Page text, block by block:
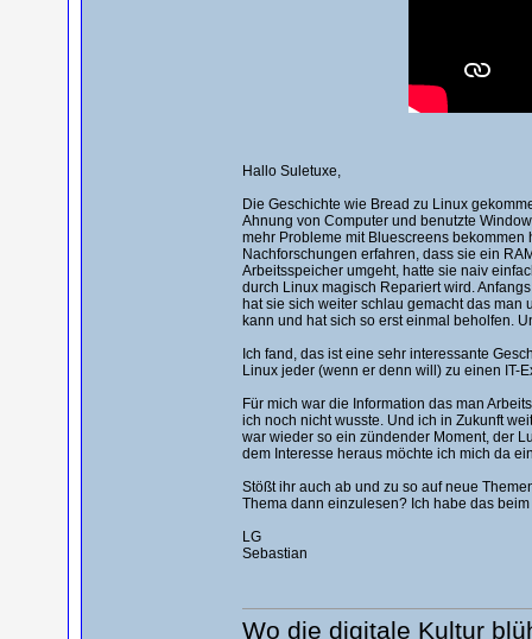
Hallo Suletuxe,
Die Geschichte wie Bread zu Linux
Ahnung von Computer und benutzte
mehr Probleme mit Bluescreens
Nachforschungen erfahren, dass sie ein
Arbeitsspeicher umgeht, hatte sie naiv
durch Linux magisch Repariert wird.
hat sie sich weiter schlau gemacht das
kann und hat sich so erst einmal beholfen.
Ich fand, das ist eine sehr interessante
Linux jeder (wenn er denn will) zu einen IT-
Für mich war die Information das man
ich noch nicht wusste. Und ich in Zukunft
war wieder so ein zündender Moment, der
dem Interesse heraus möchte ich mich da
Stößt ihr auch ab und zu so auf neue
Thema dann einzulesen? Ich habe das
LG
Sebastian
Wo die digitale Kultur